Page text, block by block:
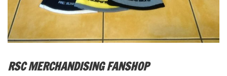
RSC MERCHANDISING FANSHOP